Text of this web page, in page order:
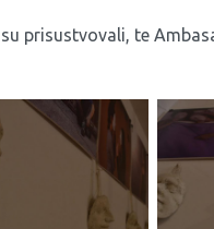
prisustvovali, te